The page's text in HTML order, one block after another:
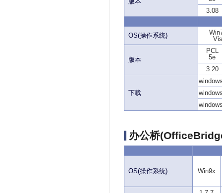
3.08
OS(操作系统)
版本
PCL
5e
3.20
下载
办公桥
OS(操作系统) Win9x